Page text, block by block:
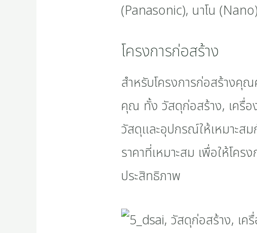
(Panasonic), นาโน
โครงการก่อสร้าง
สำหรับโครงการก่อสร้างคุ
คุณ ทั้ง วัสดุก่อสร้าง, เครื่อ
วัสดุและอุปกรณ์ให้เหมาะส
ราคาที่เหมาะสม เพื่อให้โค
ประสิทธิภาพ